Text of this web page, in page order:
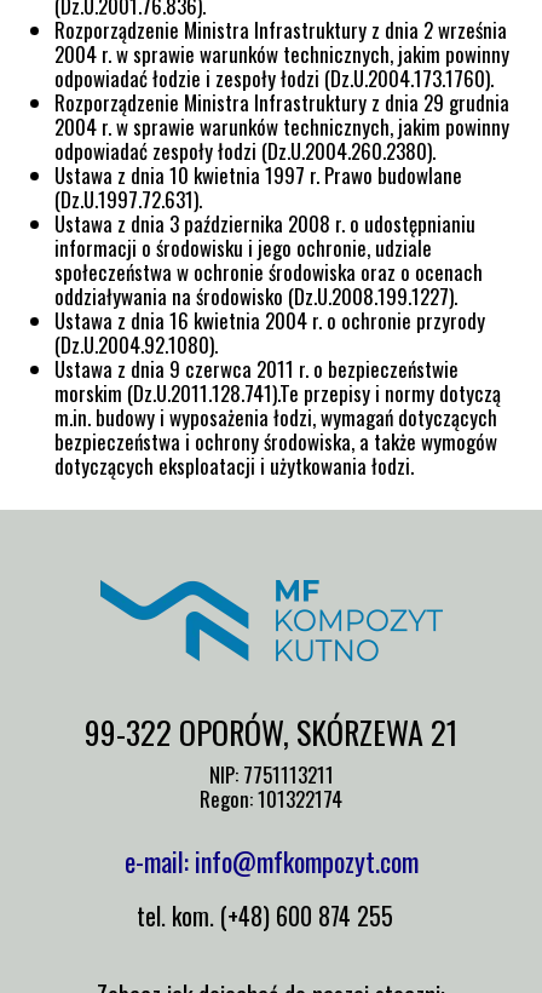
Rozporządzenie Ministra Infrastruktury z dnia 2 września
2004 r. w sprawie warunków technicznych, jakim powinny
odpowiadać łodzie i zespoły łodzi (Dz.U.2004.173.1760).
Rozporządzenie Ministra Infrastruktury z dnia 29 grudnia
2004 r. w sprawie warunków technicznych, jakim powinny
odpowiadać zespoły łodzi (Dz.U.2004.260.2380).
Ustawa z dnia 10 kwietnia 1997 r. Prawo budowlane
(Dz.U.1997.72.631).
Ustawa z dnia 3 października 2008 r. o udostępnianiu
informacji o środowisku i jego ochronie, udziale
społeczeństwa w ochronie środowiska oraz o ocenach
oddziaływania na środowisko (Dz.U.2008.199.1227).
Ustawa z dnia 16 kwietnia 2004 r. o ochronie przyrody
(Dz.U.2004.92.1080).
Ustawa z dnia 9 czerwca 2011 r. o bezpieczeństwie
morskim (Dz.U.2011.128.741).Te przepisy i normy dotyczą
m.in. budowy i wyposażenia łodzi, wymagań dotyczących
bezpieczeństwa i ochrony środowiska, a także wymogów
dotyczących eksploatacji i użytkowania łodzi.
e-mail: info@mfkompozyt.com
tel. kom. (+48) 600 874 255
99-322 OPORÓW, SKÓRZEWA 21
NIP: 7751113211
Regon: 101322174